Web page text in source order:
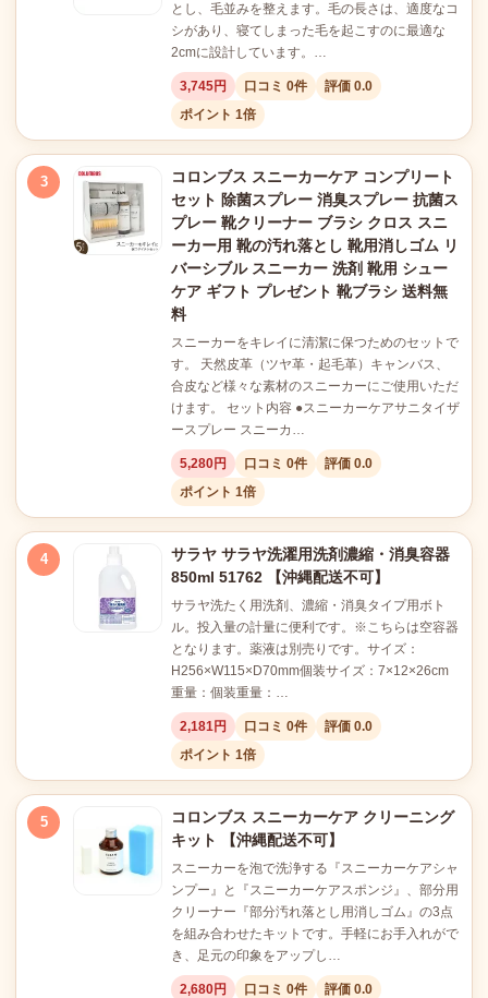
とし、毛並みを整えます。毛の長さは、適度なコ
シがあり、寝てしまった毛を起こすのに最適な
2cmに設計しています。…
3,745円 口コミ 0件
評価 0.0
ポイント 1倍
3
コロンブス スニーカーケア コンプリート
セット 除菌スプレー 消臭スプレー 抗菌ス
プレー 靴クリーナー ブラシ クロス スニ
ーカー用 靴の汚れ落とし 靴用消しゴム リ
バーシブル スニーカー 洗剤 靴用 シュー
ケア ギフト プレゼント 靴ブラシ 送料無
料
スニーカーをキレイに清潔に保つためのセットで
す。 天然皮革（ツヤ革・起毛革）キャンバス、
合皮など様々な素材のスニーカーにご使用いただ
けます。 セット内容 ●スニーカーケアサニタイザ
ースプレー スニーカ…
5,280円 口コミ 0件
評価 0.0
ポイント 1倍
4
サラヤ サラヤ洗濯用洗剤濃縮・消臭容器
850ml 51762 【沖縄配送不可】
サラヤ洗たく用洗剤、濃縮・消臭タイプ用ボト
ル。投入量の計量に便利です。※こちらは空容器
となります。薬液は別売りです。サイズ：
H256×W115×D70mm個装サイズ：7×12×26cm
重量：個装重量：…
2,181円 口コミ 0件
評価 0.0
ポイント 1倍
5
コロンブス スニーカーケア クリーニング
キット 【沖縄配送不可】
スニーカーを泡で洗浄する『スニーカーケアシャ
ンプー』と『スニーカーケアスポンジ』、部分用
クリーナー『部分汚れ落とし用消しゴム』の3点
を組み合わせたキットです。手軽にお手入れがで
き、足元の印象をアップし…
2,680円 口コミ 0件
評価 0.0